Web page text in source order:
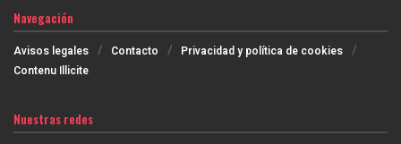
Navegación
Avisos legales Contacto
Privacidad y política de cookies
Contenu Illicite
Nuestras redes